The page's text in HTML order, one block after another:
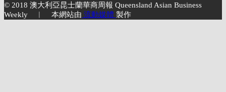
© 2018 澳大利亞昆士蘭華商周報 Queensland Asian Business
Weekly ︱ 本網站由 流動媒體 製作